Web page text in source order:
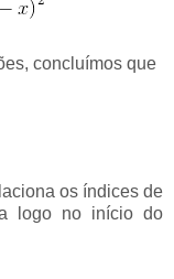
concluímos que
os índices de
logo no início do